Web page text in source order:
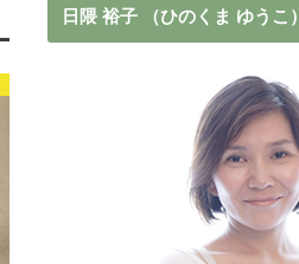
日隈 裕子 （ひのくま ゆうこ）